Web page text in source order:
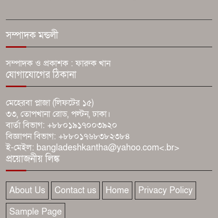
৫ সেপ্টেম্বর ঢাকা-চট্টগ্রাম লংমার্চের
ধামরাইয়ে মাদকবিরোধী ফুটবল
যে ডকুমেন্টারিতে আবু সাঈদের ছবি
নেই, সেটা কোনো ডকুমেন্টারি নয়:
ভারপ্রাপ্ত রাষ্ট্রপতি
ওএলইডি মনিটর আনলো গিগাবাইট
সম্পাদক মন্ডলী
সম্পাদক ও প্রকাশক : ফারুক খান
যোগাযোগের ঠিকানা
মেহেরবা প্লাজা (লিফটের ১৫)
৩৩, তোপখানা রোড, পল্টন, ঢাকা।
বার্তা বিভাগ: +৮৮০১৯১৭০০৩৯২০
বিজ্ঞাপন বিভাগ: +৮৮০১৭৬৮৩৮২৩৮৪
ই-মেইল: bangladeshkantha@yahoo.com<.br>
প্রয়োজনীয় লিঙ্ক
About Us Contact us Home
Privacy Policy
Sample Page